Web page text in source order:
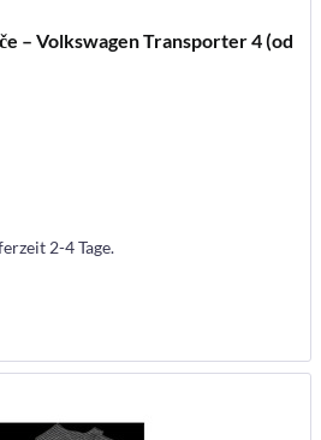
– Volkswagen Transporter 4 (od
2-4 Tage.